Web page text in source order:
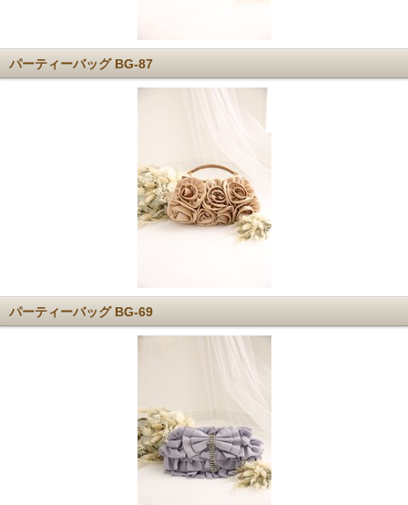
パーティーバッグ BG-87
パーティーバッグ BG-69